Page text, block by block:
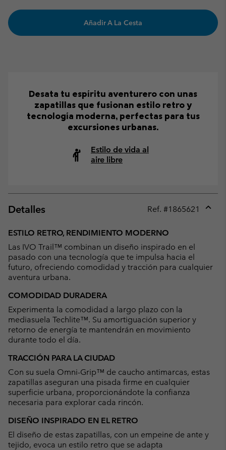
Añadir A La Cesta
Desata tu espíritu aventurero con unas
zapatillas que fusionan estilo retro y
tecnología moderna, perfectas para tus
excursiones urbanas.
Estilo de vida al
aire libre
Detalles Ref. #1865621
ESTILO RETRO, RENDIMIENTO MODERNO
Las IVO Trail™ combinan un diseño inspirado en el
pasado con una tecnología que te impulsa hacia el
futuro, ofreciendo comodidad y tracción para cualquier
aventura urbana.
COMODIDAD DURADERA
Experimenta la comodidad a largo plazo con la
mediasuela Techlite™. Su amortiguación superior y
retorno de energía te mantendrán en movimiento
durante todo el día.
TRACCIÓN PARA LA CIUDAD
Con su suela Omni-Grip™ de caucho antimarcas, estas
zapatillas aseguran una pisada firme en cualquier
superficie urbana, proporcionándote la confianza
necesaria para explorar cada rincón.
DISEÑO INSPIRADO EN EL RETRO
El diseño de estas zapatillas, con un empeine de ante y
tejido, evoca un estilo retro que se adapta